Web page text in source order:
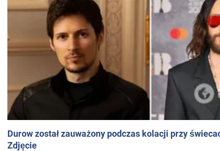
Durow został zauważony podczas kolacji przy
Zdjęcie